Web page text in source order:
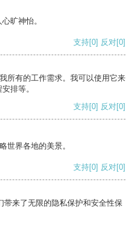
旷神怡。
支持[0] 反对[0]
所有的工作需求。我可以使用它来
排等。
支持[0] 反对[0]
世界各地的美景。
支持[0] 反对[0]
来了无限的隐私保护和安全性保